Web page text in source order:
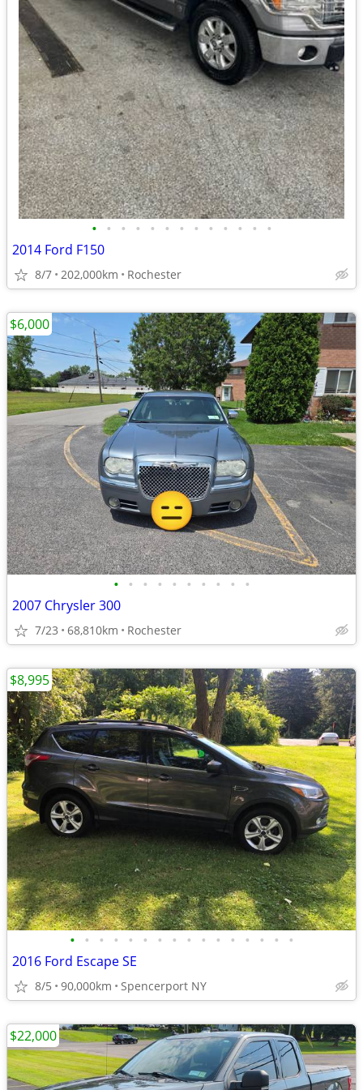
• • • • • • • • • • • • •
2014 Ford F150
8/7 202,000km Rochester
• • • • • • • • • •
2007 Chrysler 300
7/23 68,810km Rochester
$6,000
• • • • • • • • • • • • • • • •
2016 Ford Escape SE
8/5 90,000km Spencerport NY
$8,995
$22,000